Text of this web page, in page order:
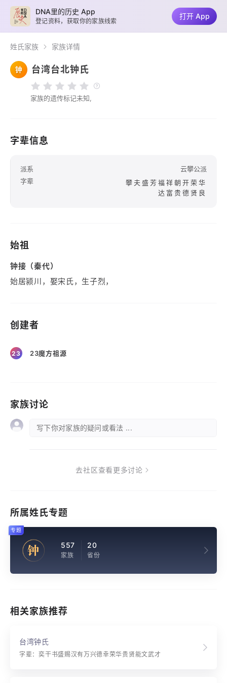
姓氏家族 家族详情
钟 台湾台北钟氏
家族的遗传标记未知,
字辈信息
派系
云攀公派
字辈
攀夫盛芳福祥朝开荣华
达富贵德贤良
始祖
钟接（秦代）
始居颍川，娶宋氏，生子烈，
创建者
23 23魔方祖源
家族讨论
写下你对家族的疑问或看法 ...
去社区查看更多讨论
所属姓氏专题
钟 557
家族
20
省份
专题
相关家族推荐
台湾钟氏
字辈：奕干书盛赐汉有万兴德幸荣华贵贤能文武才
DNA里的历史 App
登记资料，获取你的家族线索
打开 App